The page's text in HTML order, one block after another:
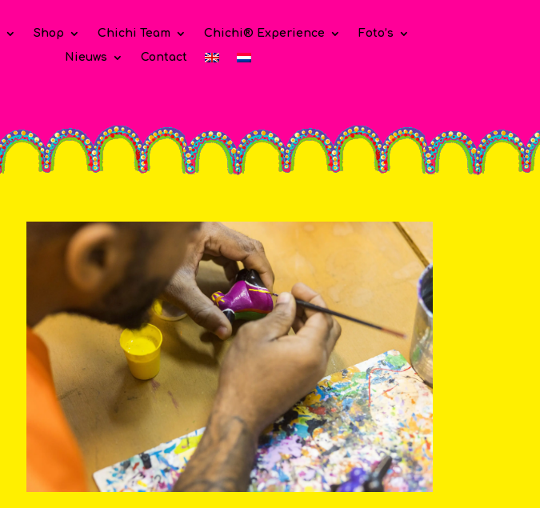
Shop Chichi Team Chichi® Experience
Foto’s
Nieuws
Contact